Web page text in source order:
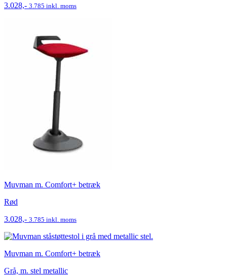
3.028,- 3.785 inkl. moms
Muvman m. Comfort+ betræk
Rød
3.028,- 3.785 inkl. moms
Muvman m. Comfort+ betræk
Grå, m. stel metallic